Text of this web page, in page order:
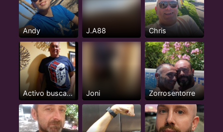
Andy J.A88 Chris
Activo busca pasivos Joni Zorrosentorre